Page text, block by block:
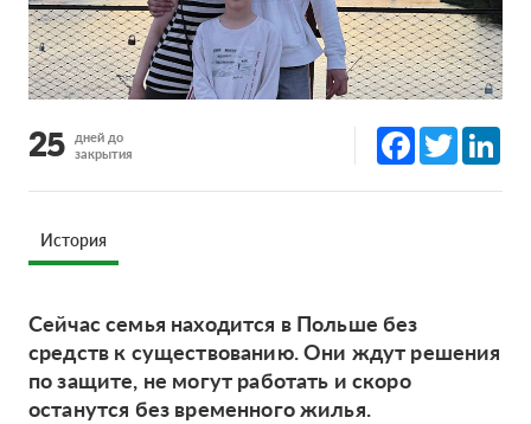
25 дней до
закрытия
Facebook
Twitter
История
Сейчас семья находится в Польше без
средств к существованию. Они ждут решения
по защите, не могут работать и скоро
останутся без временного жилья.